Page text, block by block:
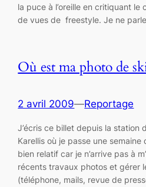
la puce à l’oreille en critiquant le
de vues de freestyle. Je ne
Où est ma photo de
2 avril 2009—Reportage
J’écris ce billet depuis la station
Karellis où je passe une
bien relatif car je n’arrive pas à
récents travaux photos et gérer
(téléphone, mails, revue de